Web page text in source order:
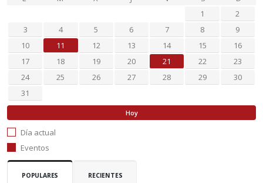
1
2
3
4 5 6 7 8
9
10
11 12 13 14 15
16
17
18 19 20 21 22
23
24
25 26 27 28 29
30
31
Hoy
Día actual
Eventos
POPULARES RECIENTES